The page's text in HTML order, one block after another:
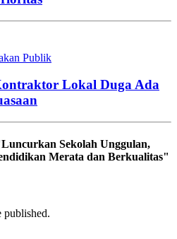
Publik
Lokal Duga Ada
Sekolah Unggulan,
Merata dan Berkualitas"
published.